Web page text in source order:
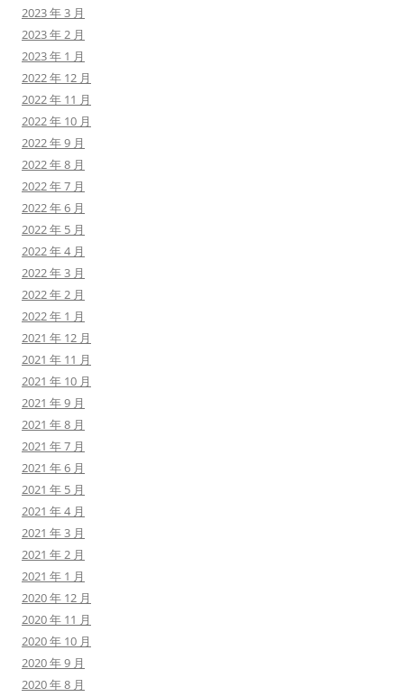
2023 年 3 月
2023 年 2 月
2023 年 1 月
2022 年 12 月
2022 年 11 月
2022 年 10 月
2022 年 9 月
2022 年 8 月
2022 年 7 月
2022 年 6 月
2022 年 5 月
2022 年 4 月
2022 年 3 月
2022 年 2 月
2022 年 1 月
2021 年 12 月
2021 年 11 月
2021 年 10 月
2021 年 9 月
2021 年 8 月
2021 年 7 月
2021 年 6 月
2021 年 5 月
2021 年 4 月
2021 年 3 月
2021 年 2 月
2021 年 1 月
2020 年 12 月
2020 年 11 月
2020 年 10 月
2020 年 9 月
2020 年 8 月